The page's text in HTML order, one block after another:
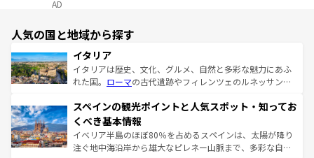
AD
人気の国と地域から探す
イタリア
イタリアは歴史、文化、グルメ、自然と多彩な魅力にあふ
れた国。 ローマの古代遺跡やフィレンツェのルネッサンス
ろん、トスカーナの美しい田園風景やアマルフィ海岸の絶
景など、自然景観も見逃せない。観光の合間には、本場の
ピザやパスタなど、絶品のイタリア料理を堪能することも
できる。朝目覚めてから夜眠るまで、すべての瞬間を楽し
スペインの観光ポイントと人気スポット・知ってお
くべき基本情報
イベリア半島のほぼ80％を占めるスペインは、太陽が降り
注ぐ地中海沿岸から雄大なピレネー山脈まで、多彩な自然